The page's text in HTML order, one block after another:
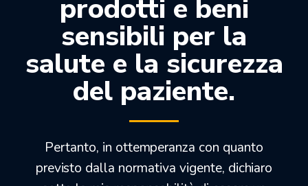
PER OPTOSIL/XANTOPREN
PASTA
NORMAL
prodotti e beni
sensibili per la
salute e la sicurezza
del paziente.
Pertanto, in ottemperanza con quanto
previsto dalla normativa vigente, dichiaro